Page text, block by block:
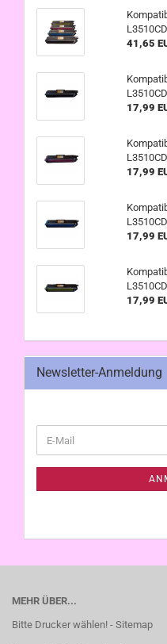
41,65
17,99
17,99
17,99
17,99
Newsletter-Anmeldung
ZUR
E-
Mail
MEHR ÜBER...
Bitte Drucker wählen! - Sitemap